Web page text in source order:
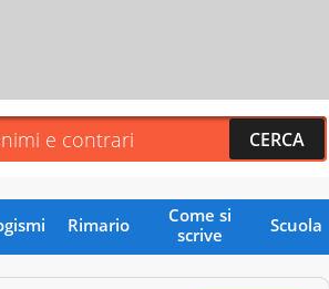
Rimario
Come si
scrive
Scuola